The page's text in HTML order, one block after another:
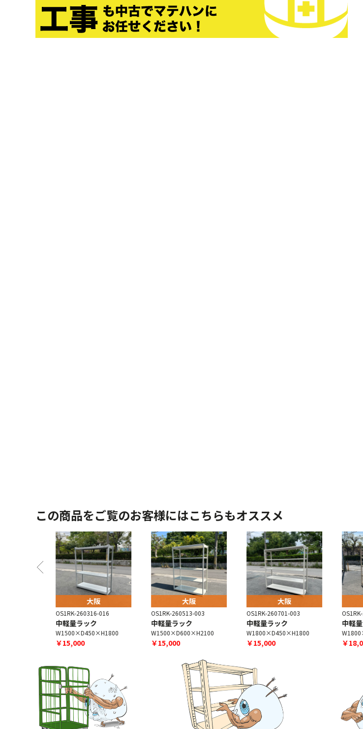
この商品をご覧のお客様にはこちらもオススメ
大阪
OS1RK-260316-016
中軽量ラック
W1500×D450×H1800
￥15,000
大阪
OS1RK-260513-003
中軽量ラック
W1500×D600×H2100
￥15,000
大阪
OS1RK-260701-003
中軽量ラック
W1800×D450×H1800
￥15,000
中軽
￥